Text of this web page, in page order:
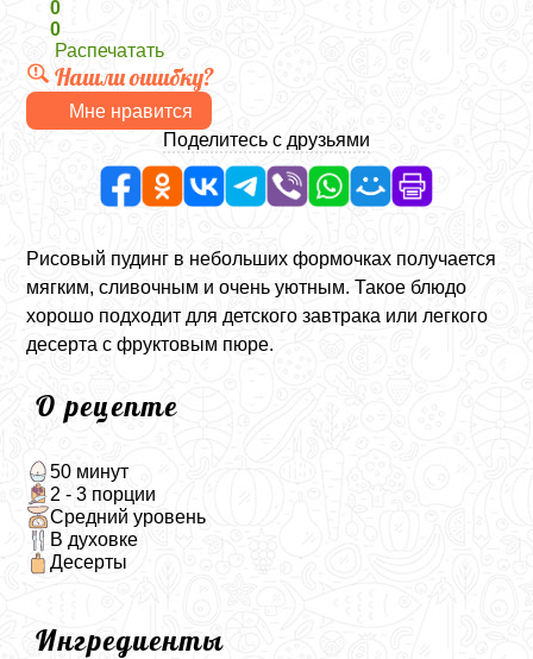
0
0
Распечатать
Нашли ошибку?
Мне нравится
Поделитесь с друзьями
Рисовый пудинг в небольших формочках получается
мягким, сливочным и очень уютным. Такое блюдо
хорошо подходит для детского завтрака или легкого
десерта с фруктовым пюре.
О рецепте
50 минут
2 - 3 порции
Средний уровень
В духовке
Десерты
Ингредиенты